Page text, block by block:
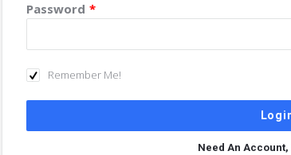
Password *
Remember Me!
Need An Account,